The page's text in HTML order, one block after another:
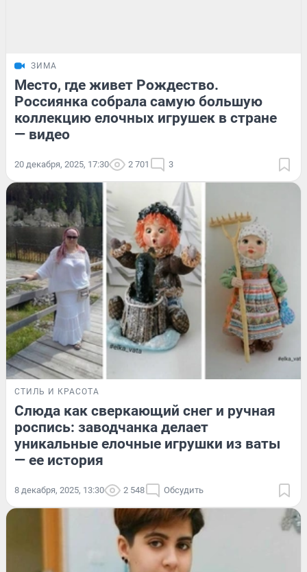
ЗИМА
Место, где живет Рождество.
Россиянка собрала самую большую
коллекцию елочных игрушек в стране
— видео
20 декабря, 2025, 17:30 2 701 3
СТИЛЬ И КРАСОТА
Слюда как сверкающий снег и ручная
роспись: заводчанка делает
уникальные елочные игрушки из ваты
— ее история
8 декабря, 2025, 13:30 2 548 Обсудить